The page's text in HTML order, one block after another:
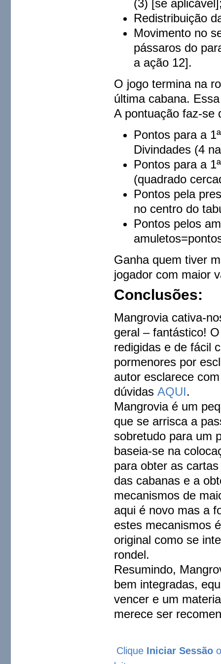
(3) [se
Redistribuição
Movimento no
pássaros do
a ação 12].
O jogo termina na
última cabana.
A pontuação faz-se
Pontos para a
Divindades (4
Pontos para a
(quadrado
Pontos pela
no centro do
Pontos pelos
Ganha quem tiver
jogador com maior
Conclusões:
Mangrovia cativa-
geral – fantástico!
redigidas e de fácil
pormenores por
autor esclarece
dúvidasAQUI.
Mangrovia é um
que se arrisca a
sobretudo para um
baseia-se na
para obter as
das cabanas e a
mecanismos de
aqui é novo mas a
estes mecanismos
original como se
rondel.
Resumindo,
bem integradas,
vencer e um
merece ser
Clique Iniciar Sessão